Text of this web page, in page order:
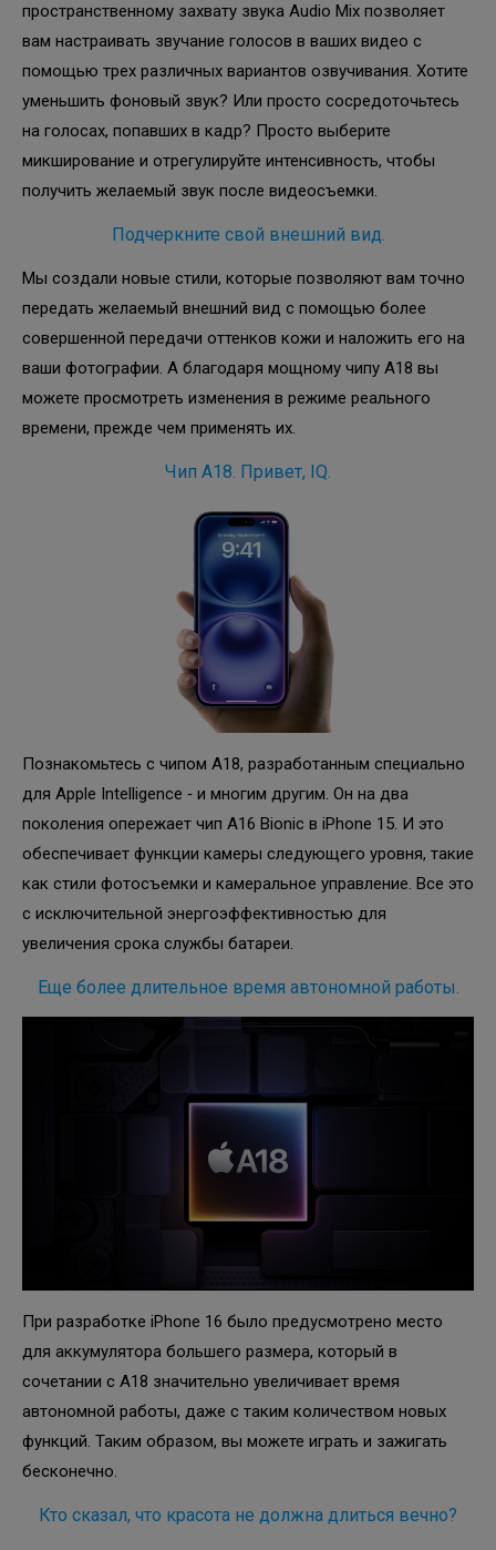
пространственному захвату звука Audio Mix позволяет
вам настраивать звучание голосов в ваших видео с
помощью трех различных вариантов озвучивания. Хотите
уменьшить фоновый звук? Или просто сосредоточьтесь
на голосах, попавших в кадр? Просто выберите
микширование и отрегулируйте интенсивность, чтобы
получить желаемый звук после видеосъемки.
Подчеркните свой внешний вид.
Мы создали новые стили, которые позволяют вам точно
передать желаемый внешний вид с помощью более
совершенной передачи оттенков кожи и наложить его на
ваши фотографии. А благодаря мощному чипу A18 вы
можете просмотреть изменения в режиме реального
времени, прежде чем применять их.
Чип A18. Привет, IQ.
Познакомьтесь с чипом A18, разработанным специально
для Apple Intelligence ‑ и многим другим. Он на два
поколения опережает чип A16 Bionic в iPhone 15. И это
обеспечивает функции камеры следующего уровня, такие
как стили фотосъемки и камеральное управление. Все это
с исключительной энергоэффективностью для
увеличения срока службы батареи.
Еще более длительное время автономной работы.
При разработке iPhone 16 было предусмотрено место
для аккумулятора большего размера, который в
сочетании с A18 значительно увеличивает время
автономной работы, даже с таким количеством новых
функций. Таким образом, вы можете играть и зажигать
бесконечно.
Кто сказал, что красота не должна длиться вечно?